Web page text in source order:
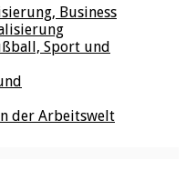
Business
Sport und
der Arbeitswelt